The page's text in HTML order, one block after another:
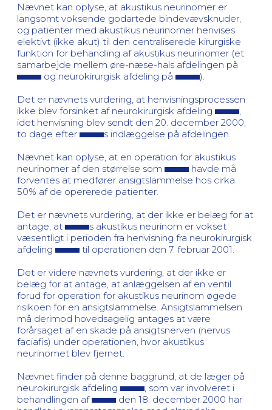
Nævnet kan oplyse, at akustikus neurinomer er
langsomt voksende godartede bindevævsknuder,
og patienter med akustikus neurinomer henvises
elektivt (ikke akut) til den centraliserede kirurgiske
funktion for behandling af akustikus neurinomer (et
samarbejde mellem øre-næse-hals afdelingen på
og neurokirurgisk afdeling på
).
Det er nævnets vurdering, at henvisningsprocessen
ikke blev forsinket af neurokirurgisk afdeling
idet henvisning blev sendt den 20. december 2000,
to dage efter
s indlæggelse på afdelingen.
Nævnet kan oplyse, at en operation for akustikus
neurinomer af den størrelse som
havde må
forventes at medfører ansigtslammelse hos cirka
50% af de opererede patienter.
Det er nævnets vurdering, at der ikke er belæg for at
antage, at
s akustikus neurinom er vokset
væsentligt i perioden fra henvisning fra neurokirurgisk
afdeling
til operationen den 7. februar 2001.
Det er videre nævnets vurdering, at der ikke er
belæg for at antage, at anlæggelsen af en ventil
forud for operation for akustikus neurinom øgede
risikoen for en ansigtslammelse. Ansigtslammelsen
må derimod hovedsagelig antages at være
forårsaget af en skade på ansigtsnerven (nervus
faciafis) under operationen, hvor akustikus
neurinomet blev fjernet.
Nævnet finder på denne baggrund, at de læger på
neurokirurgisk afdeling
, som var involveret i
behandlingen af
den 18. december 2000 har